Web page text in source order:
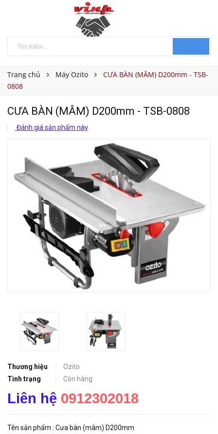
Trang chủ Máy Ozito
CƯA BÀN (MÂM) D200mm - TSB-
0808
CƯA BÀN (MÂM) D200mm - TSB-0808
Đánh giá sản phẩm này
Thương hiệu
Ozito
Tình trạng
Còn hàng
Liên hệ 0912302018
Tên sản phẩm : Cưa bàn (mâm) D200mm